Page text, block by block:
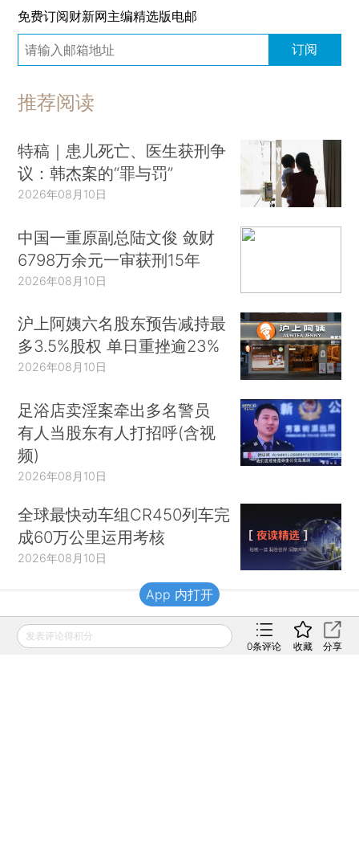
免费订阅财新网主编精选版电邮
订阅
推荐阅读
特稿｜患儿死亡、医生获刑争
议：韩杰案的“罪与罚”
2026年08月10日
中国一重原副总陆文俊 敛财
6798万余元一审获刑15年
2026年08月10日
沪上阿姨六名股东预告减持最
多3.5%股权 单日重挫逾23%
2026年08月10日
足浴店卖淫案牵出多名警员
有人当股东有人打招呼(含视
频)
2026年08月10日
全球最快动车组CR450列车完
成60万公里运用考核
2026年08月10日
财新移动
发表评论得积分
0条评论 收藏 分享
App 内打开